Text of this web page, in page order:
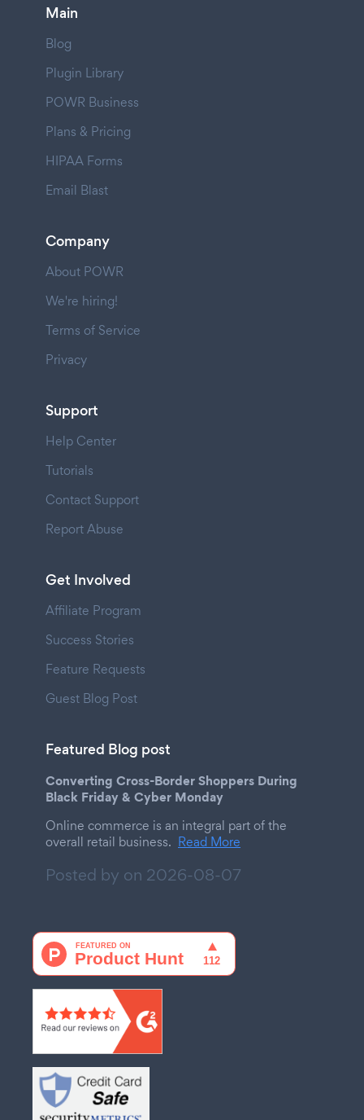
Main
Blog
Plugin Library
POWR Business
Plans & Pricing
HIPAA Forms
Email Blast
Company
About POWR
We're hiring!
Terms of Service
Privacy
Support
Help Center
Tutorials
Contact Support
Report Abuse
Get Involved
Affiliate Program
Success Stories
Feature Requests
Guest Blog Post
Featured Blog post
Converting Cross-Border Shoppers During
Black Friday & Cyber Monday
Online commerce is an integral part of the
overall retail business. Read More
Posted by on 2026-08-07